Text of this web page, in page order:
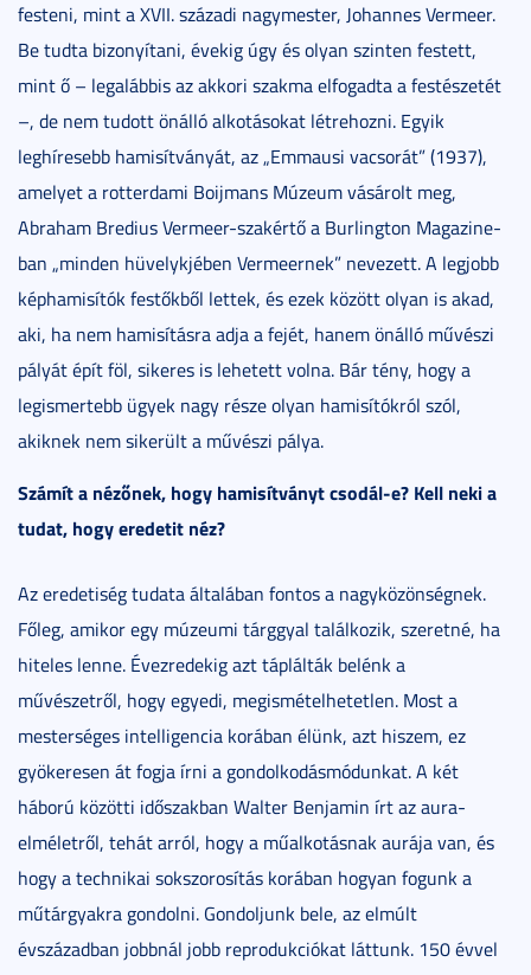
festeni, mint a XVII. századi nagymester, Johannes Vermeer.
Be tudta bizonyítani, évekig úgy és olyan szinten festett,
mint ő – legalábbis az akkori szakma elfogadta a festészetét
–, de nem tudott önálló alkotásokat létrehozni. Egyik
leghíresebb hamisítványát, az „Emmausi vacsorát” (1937),
amelyet a rotterdami Boijmans Múzeum vásárolt meg,
Abraham Bredius Vermeer-szakértő a Burlington Magazine-
ban „minden hüvelykjében Vermeernek” nevezett. A legjobb
képhamisítók festőkből lettek, és ezek között olyan is akad,
aki, ha nem hamisításra adja a fejét, hanem önálló művészi
pályát épít föl, sikeres is lehetett volna. Bár tény, hogy a
legismertebb ügyek nagy része olyan hamisítókról szól,
akiknek nem sikerült a művészi pálya.
Számít a nézőnek, hogy hamisítványt csodál-e? Kell neki a
tudat, hogy eredetit néz?
Az eredetiség tudata általában fontos a nagyközönségnek.
Főleg, amikor egy múzeumi tárggyal találkozik, szeretné, ha
hiteles lenne. Évezredekig azt táplálták belénk a
művészetről, hogy egyedi, megismételhetetlen. Most a
mesterséges intelligencia korában élünk, azt hiszem, ez
gyökeresen át fogja írni a gondolkodásmódunkat. A két
háború közötti időszakban Walter Benjamin írt az aura-
elméletről, tehát arról, hogy a műalkotásnak aurája van, és
hogy a technikai sokszorosítás korában hogyan fogunk a
műtárgyakra gondolni. Gondoljunk bele, az elmúlt
évszázadban jobbnál jobb reprodukciókat láttunk. 150 évvel